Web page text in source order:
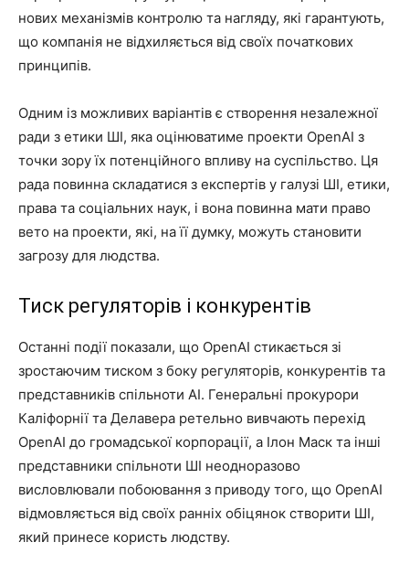
нових механізмів контролю та нагляду, які гарантують,
що компанія не відхиляється від своїх початкових
принципів.
Одним із можливих варіантів є створення незалежної
ради з етики ШІ, яка оцінюватиме проекти OpenAI з
точки зору їх потенційного впливу на суспільство. Ця
рада повинна складатися з експертів у галузі ШІ, етики,
права та соціальних наук, і вона повинна мати право
вето на проекти, які, на її думку, можуть становити
загрозу для людства.
Тиск регуляторів і конкурентів
Останні події показали, що OpenAI стикається зі
зростаючим тиском з боку регуляторів, конкурентів та
представників спільноти AI. Генеральні прокурори
Каліфорнії та Делавера ретельно вивчають перехід
OpenAI до громадської корпорації, а Ілон Маск та інші
представники спільноти ШІ неодноразово
висловлювали побоювання з приводу того, що OpenAI
відмовляється від своїх ранніх обіцянок створити ШІ,
який принесе користь людству.